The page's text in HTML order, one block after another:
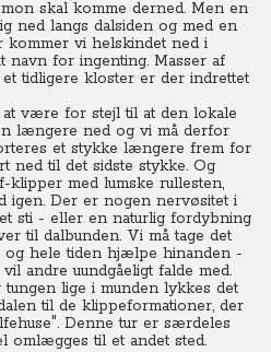
skal komme derned. Men en
ned langs dalsiden og med en
vi helskindet ned i
navn for ingenting. Masser af
tidligere kloster er der indrettet
være for stejl til at den lokale
længere ned og vi må derfor
et stykke længere frem for
ned til det sidste stykke. Og
klipper med lumske rullesten,
igen. Der er nogen nervøsitet i
sti - eller en naturlig fordybning
til dalbunden. Vi må tage det
og hele tiden hjælpe hinanden -
andre uundgåeligt falde med.
lige i munden lykkes det
til de klippeformationer, der
Denne tur er særdeles
omlægges til et andet sted.